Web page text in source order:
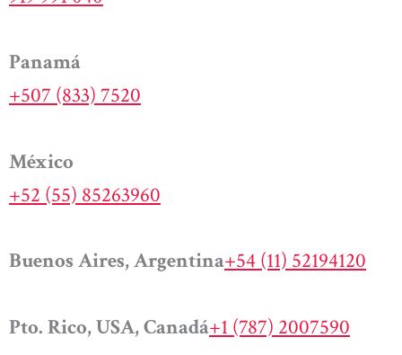
Panamá
+507 (833) 7520
México
+52 (55) 85263960
Buenos Aires, Argentina+54 (11) 52194120
Pto. Rico, USA, Canadá+1 (787) 2007590